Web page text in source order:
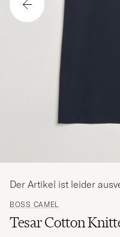
BOSS CAMEL
Tesar Cotton
Der Artikel ist leider